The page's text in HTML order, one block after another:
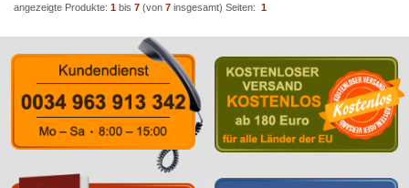
angezeigte Produkte: 1 bis 7 (von 7 insgesamt) Seiten: 1